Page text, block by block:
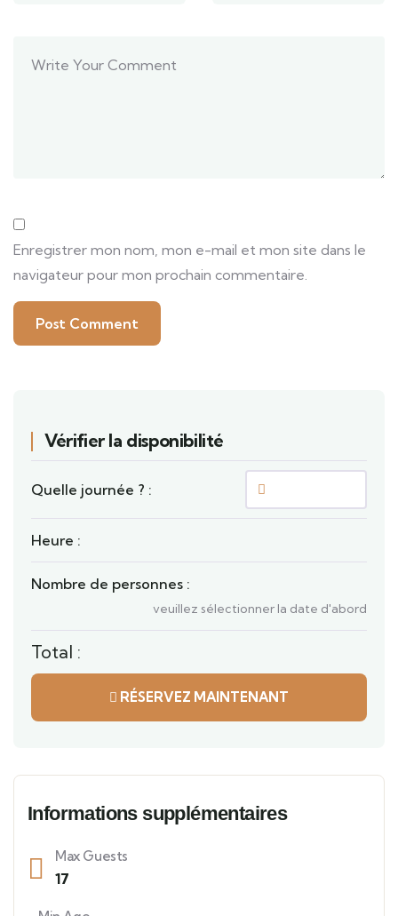
Enregistrer mon nom, mon e-mail et mon site dans le
navigateur pour mon prochain commentaire.
Vérifier la disponibilité
Quelle journée ? :
Heure :
Nombre de personnes :
veuillez sélectionner la date d'abord
Total :
RÉSERVEZ MAINTENANT
Informations supplémentaires
Max Guests
17